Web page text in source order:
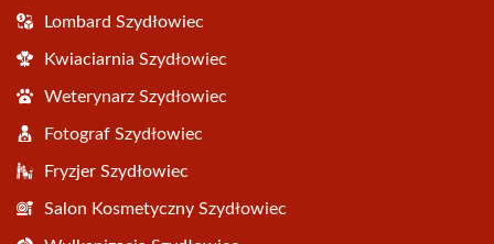
Lombard Szydłowiec
Kwiaciarnia Szydłowiec
Weterynarz Szydłowiec
Fotograf Szydłowiec
Fryzjer Szydłowiec
Salon Kosmetyczny Szydłowiec